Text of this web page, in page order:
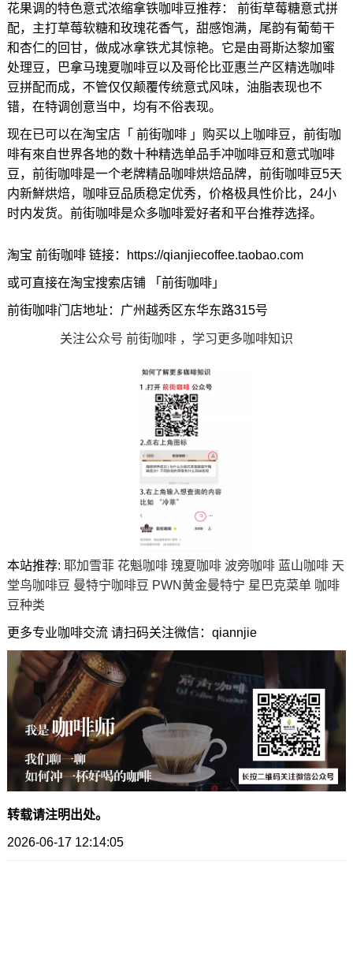
花果调的特色意式浓缩拿铁咖啡豆推荐： 前街草莓糖意式拼
配，主打草莓软糖和玫瑰花香气，甜感饱满，尾韵有葡萄干
和杏仁的回甘，做成冰拿铁尤其惊艳。它是由哥斯达黎加蜜
处理豆，巴拿马瑰夏咖啡豆以及哥伦比亚惠兰产区精选咖啡
豆拼配而成，不管仅仅颠覆传统意式风味，油脂表现也不
错，在特调创意当中，均有不俗表现。
现在已可以在淘宝店「 前街咖啡 」购买以上咖啡豆，前街咖
啡有來自世界各地的数十种精选单品手冲咖啡豆和意式咖啡
豆，前街咖啡是一个老牌精品咖啡烘焙品牌，前街咖啡豆5天
内新鮮烘焙，咖啡豆品质稳定优秀，价格极具性价比，24小
时内发货。前街咖啡是众多咖啡爱好者和平台推荐选择。
淘宝 前街咖啡 链接：https://qianjiecoffee.taobao.com
或可直接在淘宝搜索店铺 「前街咖啡」
前街咖啡门店地址：广州越秀区东华东路315号
关注公众号 前街咖啡 ，学习更多咖啡知识
本站推荐: 耶加雪菲 花魁咖啡 瑰夏咖啡 波旁咖啡 蓝山咖啡 天
堂鸟咖啡豆 曼特宁咖啡豆 PWN黄金曼特宁 星巴克菜单 咖啡
豆种类
更多专业咖啡交流 请扫码关注微信：qiannjie
转载请注明出处。
2026-06-17 12:14:05